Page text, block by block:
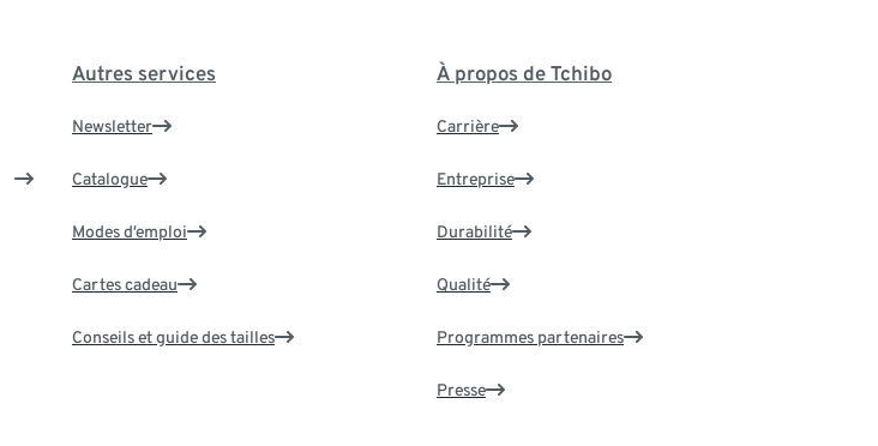
Autres services
Newsletter
Catalogue
Modes d’emploi
Cartes cadeau
Conseils et guide des tailles
À propos de Tchibo
Carrière
Entreprise
Durabilité
Qualité
Programmes partenaires
Presse